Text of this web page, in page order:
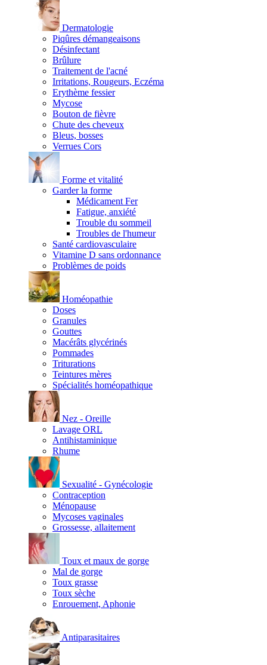
Dermatologie
Piqûres démangeaisons
Désinfectant
Brûlure
Traitement de l'acné
Irritations, Rougeurs, Eczéma
Erythème fessier
Mycose
Bouton de fièvre
Chute des cheveux
Bleus, bosses
Verrues Cors
Forme et vitalité
Garder la forme
Médicament Fer
Fatigue, anxiété
Trouble du sommeil
Troubles de l'humeur
Santé cardiovasculaire
Vitamine D sans ordonnance
Problèmes de poids
Homéopathie
Doses
Granules
Gouttes
Macérâts glycérinés
Pommades
Triturations
Teintures mères
Spécialités homéopathique
Nez - Oreille
Lavage ORL
Antihistaminique
Rhume
Sexualité - Gynécologie
Contraception
Ménopause
Mycoses vaginales
Grossesse, allaitement
Toux et maux de gorge
Mal de gorge
Toux grasse
Toux sèche
Enrouement, Aphonie
Antiparasitaires